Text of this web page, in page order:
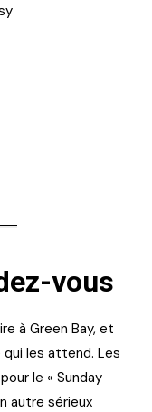
vous
à Green Bay, et
les attend. Les
le « Sunday
autre sérieux